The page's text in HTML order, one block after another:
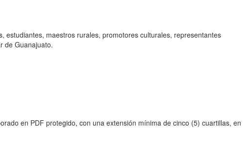
estudiantes, maestros rurales, promotores culturales, representantes
de Guanajuato.
en PDF protegido, con una extensión mínima de cinco (5) cuartillas, en